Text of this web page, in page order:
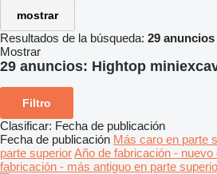
mostrar
Resultados de la búsqueda: 29 anuncios
Mostrar
29 anuncios: Hightop
Filtro
Clasificar: Fecha de publicación
Fecha de publicación Más caro en parte
parte superiorAño de fabricación - nuevo
fabricación - más antiguo en parte